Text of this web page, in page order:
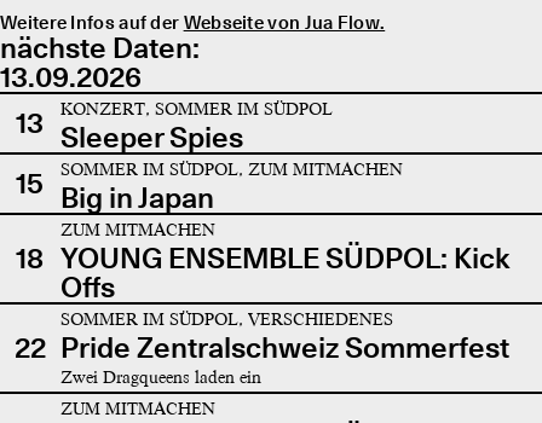
Weitere Infos auf der Webseite von Jua Flow.
nächste Daten:
13.09.2026
13
KONZERT, SOMMER IM SÜDPOL
Sleeper Spies
15
SOMMER IM SÜDPOL, ZUM MITMACHEN
Big in Japan
18
ZUM MITMACHEN
YOUNG ENSEMBLE SÜDPOL: Kick
Offs
22
SOMMER IM SÜDPOL, VERSCHIEDENES
Pride Zentralschweiz Sommerfest
Zwei Dragqueens laden ein
ZUM MITMACHEN